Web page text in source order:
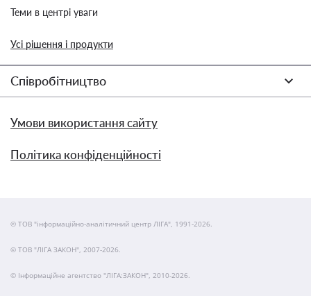
Теми в центрі уваги
Усі рішення і продукти
Співробітництво
Умови використання сайту
Політика конфіденційності
© ТОВ "інформаційно-аналітичний центр ЛІГА", 1991-2026.
© ТОВ "ЛІГА ЗАКОН", 2007-2026.
© Інформаційне агентство "ЛІГА:ЗАКОН", 2010-2026.